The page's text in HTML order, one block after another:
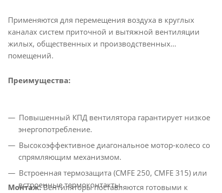
Применяются для перемещения воздуха в круглых
каналах систем приточной и вытяжной вентиляции
жилых, общественных и производственных
помещений.
Преимущества:
Повышенный КПД вентилятора гарантирует низкое
энергопотребление.
Высокоэффективное диагональное мотор-колесо со
спрямляющим механизмом.
Встроенная термозащита (CMFE 250, CMFE 315) или
встроенные термоконтакты.
Монтаж:Вентиляторы поставляются готовыми к